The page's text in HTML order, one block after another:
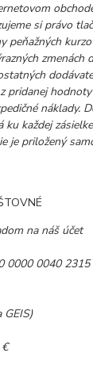
si právo
peňažných
zmenách
pridanej
náklady.
každej
je priložený
na náš účet
0000 0040
GEIS)